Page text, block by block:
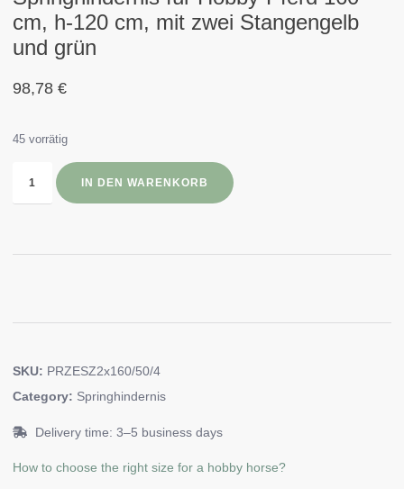
cm, h-120 cm, mit zwei Stangengelb
und grün
98,78 €
45 vorrätig
IN DEN WARENKORB
SKU: PRZESZ2x160/50/4
Category: Springhindernis
Delivery time: 3–5 business days
How to choose the right size for a hobby horse?